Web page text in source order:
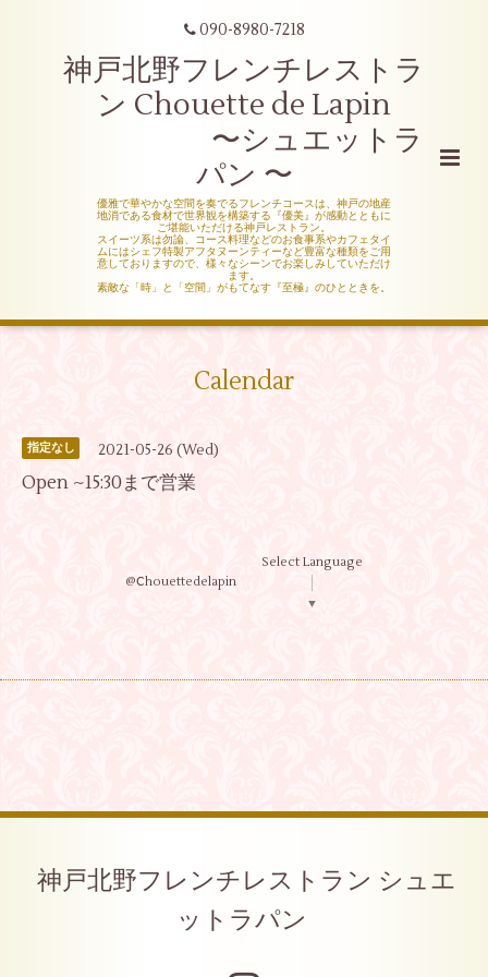
090-8980-7218
神戸北野フレンチレストラ
ン Chouette de Lapin
〜シュエットラ
パン 〜
優雅で華やかな空間を奏でるフレンチコースは、神戸の地産
地消である食材で世界観を構築する『優美』が感動とともに
ご堪能いただける神戸レストラン。
スイーツ系は勿論、コース料理などのお食事系やカフェタイ
ムにはシェフ特製アフタヌーンティーなど豊富な種類をご用
意しておりますので、様々なシーンでお楽しみしていただけ
ます。
素敵な「時」と「空間」がもてなす『至極』のひとときを。
Calendar
指定なし 2021-05-26 (Wed)
Open ~15:30まで営業
@Ⅽhouettedelapin
Select Language
▼
神戸北野フレンチレストラン シュエ
ットラパン